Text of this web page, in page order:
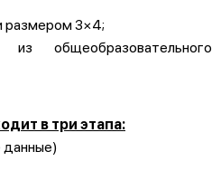
размером 3×4;
общеобразовательного
в три этапа:
данные)